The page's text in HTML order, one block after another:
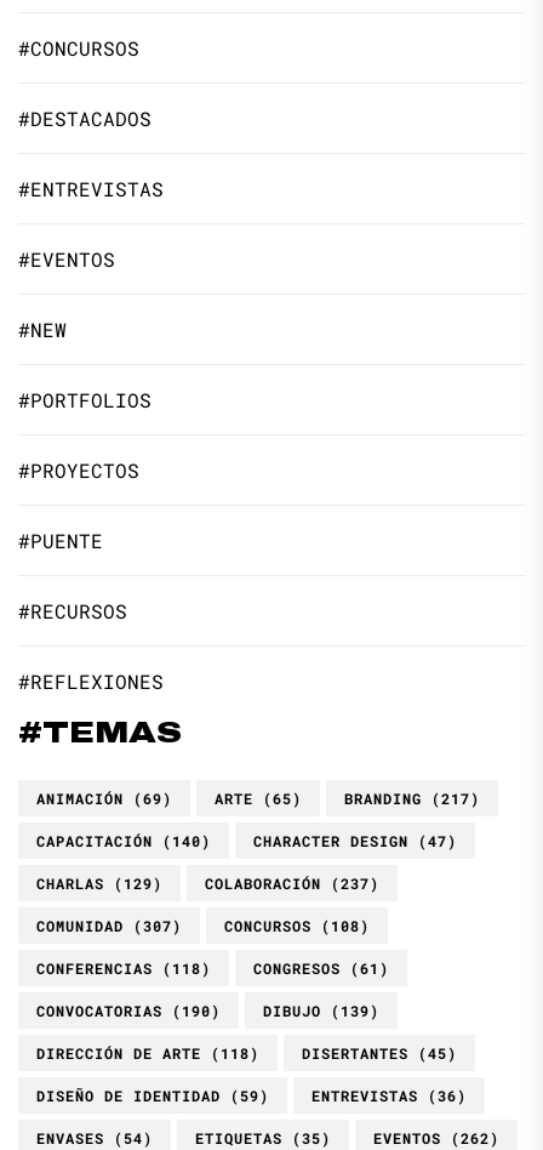
#CONCURSOS
#DESTACADOS
#ENTREVISTAS
#EVENTOS
#NEW
#PORTFOLIOS
#PROYECTOS
#PUENTE
#RECURSOS
#REFLEXIONES
#TEMAS
ANIMACIÓN (69) ARTE (65) BRANDING (217)
CAPACITACIÓN (140) CHARACTER DESIGN (47)
CHARLAS (129) COLABORACIÓN (237)
COMUNIDAD (307) CONCURSOS (108)
CONFERENCIAS (118) CONGRESOS (61)
CONVOCATORIAS (190) DIBUJO (139)
DIRECCIÓN DE ARTE (118) DISERTANTES (45)
DISEÑO DE IDENTIDAD (59) ENTREVISTAS (36)
ENVASES (54) ETIQUETAS (35) EVENTOS (262)